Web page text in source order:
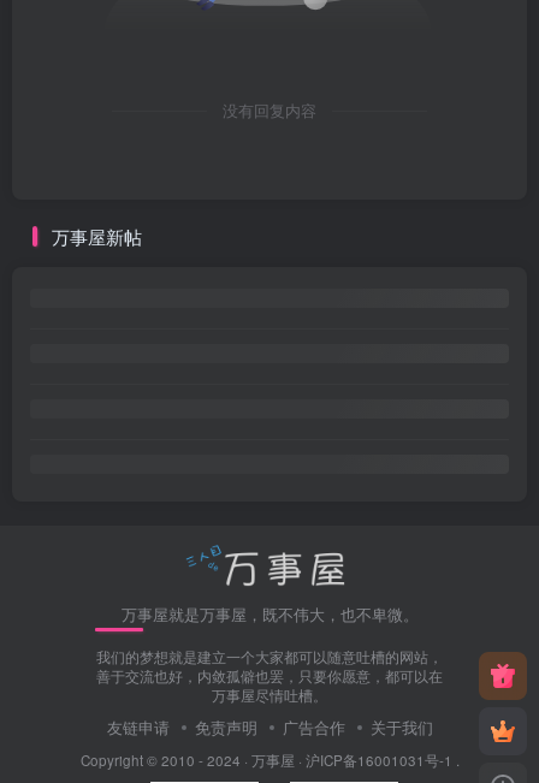
没有回复内容
万事屋新帖
万事屋就是万事屋，既不伟大，也不卑微。
我们的梦想就是建立一个大家都可以随意吐槽的网站，
善于交流也好，内敛孤僻也罢，只要你愿意，都可以在
万事屋尽情吐槽。
友链申请 免责声明 广告合作 关于我们
Copyright © 2010 - 2024 · 万事屋 · 沪ICP备16001031号-1